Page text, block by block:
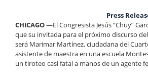
Press
CHICAGO—El Congresista Jesús “Chuy”
que su invitada para el próximo discurso
será Marimar Martínez, ciudadana del
asistente de maestra en una escuela
un tiroteo casi fatal a manos de un agente